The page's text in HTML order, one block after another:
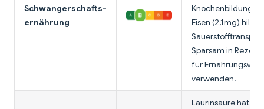
Schwangerschafts-
ernährung
Knochenbildung.
Eisen (2,1mg) hilft
Sparsam in
für
verwenden.
Laurinsäure hat